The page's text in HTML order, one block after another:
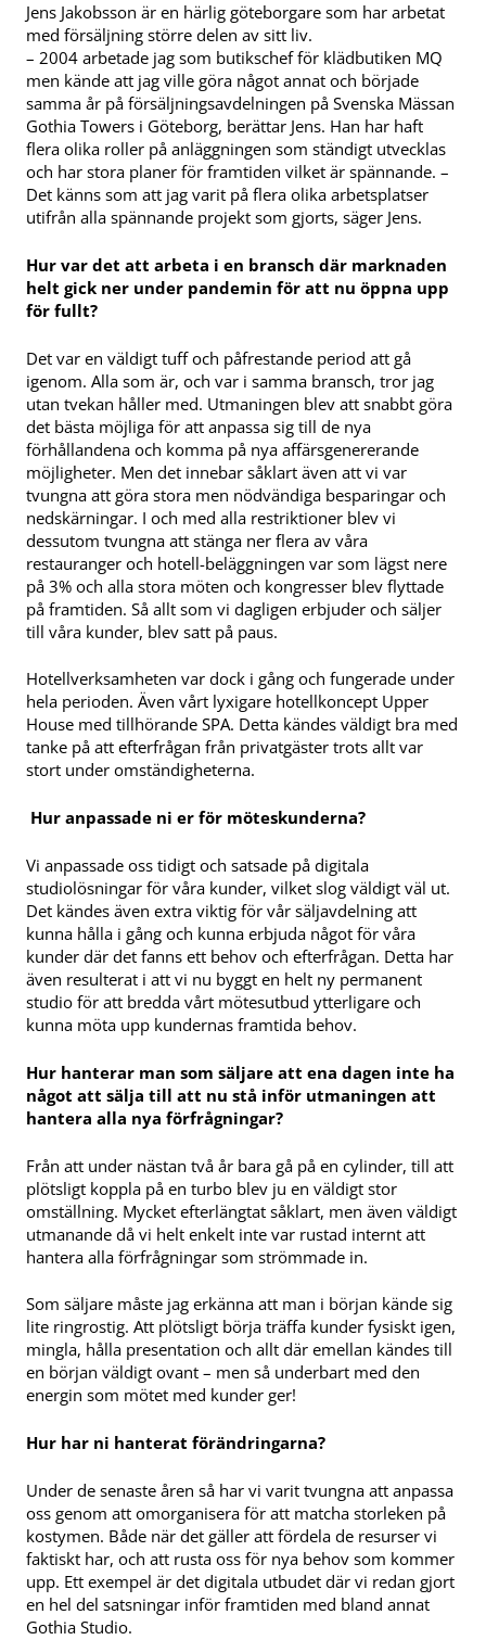
Jens Jakobsson är en härlig göteborgare som har arbetat
med försäljning större delen av sitt liv.
– 2004 arbetade jag som butikschef för klädbutiken MQ
men kände att jag ville göra något annat och började
samma år på försäljningsavdelningen på Svenska Mässan
Gothia Towers i Göteborg, berättar Jens. Han har haft
flera olika roller på anläggningen som ständigt utvecklas
och har stora planer för framtiden vilket är spännande. –
Det känns som att jag varit på flera olika arbetsplatser
utifrån alla spännande projekt som gjorts, säger Jens.
Hur var det att arbeta i en bransch där marknaden
helt gick ner under pandemin för att nu öppna upp
för fullt?
Det var en väldigt tuff och påfrestande period att gå
igenom. Alla som är, och var i samma bransch, tror jag
utan tvekan håller med. Utmaningen blev att snabbt göra
det bästa möjliga för att anpassa sig till de nya
förhållandena och komma på nya affärsgenererande
möjligheter. Men det innebar såklart även att vi var
tvungna att göra stora men nödvändiga besparingar och
nedskärningar. I och med alla restriktioner blev vi
dessutom tvungna att stänga ner flera av våra
restauranger och hotell-beläggningen var som lägst nere
på 3% och alla stora möten och kongresser blev flyttade
på framtiden. Så allt som vi dagligen erbjuder och säljer
till våra kunder, blev satt på paus.
Hotellverksamheten var dock i gång och fungerade under
hela perioden. Även vårt lyxigare hotellkoncept Upper
House med tillhörande SPA. Detta kändes väldigt bra med
tanke på att efterfrågan från privatgäster trots allt var
stort under omständigheterna.
Hur anpassade ni er för möteskunderna?
Vi anpassade oss tidigt och satsade på digitala
studiolösningar för våra kunder, vilket slog väldigt väl ut.
Det kändes även extra viktig för vår säljavdelning att
kunna hålla i gång och kunna erbjuda något för våra
kunder där det fanns ett behov och efterfrågan. Detta har
även resulterat i att vi nu byggt en helt ny permanent
studio för att bredda vårt mötesutbud ytterligare och
kunna möta upp kundernas framtida behov.
Hur hanterar man som säljare att ena dagen inte ha
något att sälja till att nu stå inför utmaningen att
hantera alla nya förfrågningar?
Från att under nästan två år bara gå på en cylinder, till att
plötsligt koppla på en turbo blev ju en väldigt stor
omställning. Mycket efterlängtat såklart, men även väldigt
utmanande då vi helt enkelt inte var rustad internt att
hantera alla förfrågningar som strömmade in.
Som säljare måste jag erkänna att man i början kände sig
lite ringrostig. Att plötsligt börja träffa kunder fysiskt igen,
mingla, hålla presentation och allt där emellan kändes till
en början väldigt ovant – men så underbart med den
energin som mötet med kunder ger!
Hur har ni hanterat förändringarna?
Under de senaste åren så har vi varit tvungna att anpassa
oss genom att omorganisera för att matcha storleken på
kostymen. Både när det gäller att fördela de resurser vi
faktiskt har, och att rusta oss för nya behov som kommer
upp. Ett exempel är det digitala utbudet där vi redan gjort
en hel del satsningar inför framtiden med bland annat
Gothia Studio.